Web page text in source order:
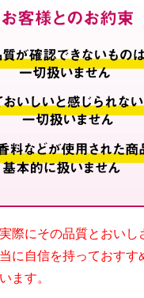
実際にその品質とおいし
に自信を持っておすす
ます。